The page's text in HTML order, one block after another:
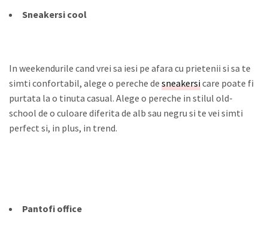
Sneakersi cool
In weekendurile cand vrei sa iesi pe afara cu prietenii si sa te
simti confortabil, alege o pereche de sneakersicare poate fi
purtata la o tinuta casual. Alege o pereche in stilul old-
school de o culoare diferita de alb sau negru si te vei simti
perfect si, in plus, in trend.
Pantofi office